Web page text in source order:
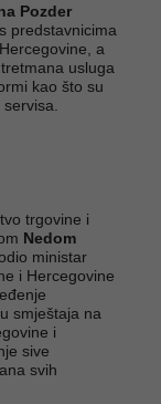
Pozder
predstavnicima
a
usluga
kao što su
trgovine i
Nedom
ministar
i Hercegovine
smještaja na
i
sive
svih